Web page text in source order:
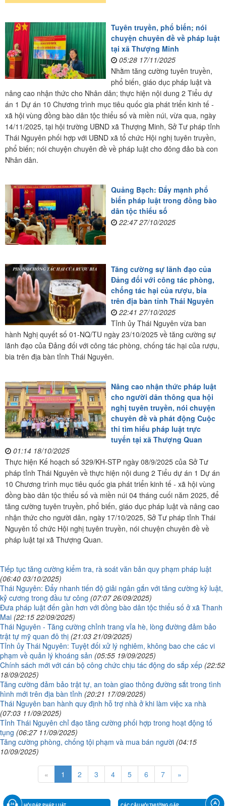
Tuyên truyền, phổ biến; nói
chuyện chuyên đề về pháp luật
tại xã Thượng Minh
05:28 17/11/2025
Nhằm tăng cường tuyên truyền,
phổ biến, giáo dục pháp luật và
nâng cao nhận thức cho Nhân dân; thực hiện nội dung 2 Tiểu dự
án 1 Dự án 10 Chương trình mục tiêu quốc gia phát triển kinh tế -
xã hội vùng đồng bào dân tộc thiểu số và miền núi, vừa qua, ngày
14/11/2025, tại hội trường UBND xã Thượng Minh, Sở Tư pháp tỉnh
Thái Nguyên phối hợp với UBND xã tổ chức Hội nghị tuyên truyền,
phổ biến; nói chuyện chuyên đề về pháp luật cho đông đảo bà con
Nhân dân.
Quảng Bạch: Đẩy mạnh phổ
biến pháp luật trong đồng bào
dân tộc thiểu số
22:47 27/10/2025
Tăng cường sự lãnh đạo của
Đảng đối với công tác phòng,
chống tác hại của rượu, bia
trên địa bàn tỉnh Thái Nguyên
22:41 27/10/2025
Tỉnh ủy Thái Nguyên vừa ban
hành Nghị quyết số 01-NQ/TU ngày 23/10/2025 về tăng cường sự
lãnh đạo của Đảng đối với công tác phòng, chống tác hại của rượu,
bia trên địa bàn tỉnh Thái Nguyên.
Nâng cao nhận thức pháp luật
cho người dân thông qua hội
nghị tuyên truyền, nói chuyện
chuyên đề và phát động Cuộc
thi tìm hiểu pháp luật trực
tuyến tại xã Thượng Quan
01:14 18/10/2025
Thực hiện Kế hoạch số 329/KH-STP ngày 08/9/2025 của Sở Tư
pháp tỉnh Thái Nguyên về thực hiện nội dung 2 Tiểu dự án 1 Dự án
10 Chương trình mục tiêu quốc gia phát triển kinh tế - xã hội vùng
đồng bào dân tộc thiểu số và miền núi 04 tháng cuối năm 2025, để
tăng cường tuyên truyền, phổ biến, giáo dục pháp luật và nâng cao
nhận thức cho người dân, ngày 17/10/2025, Sở Tư pháp tỉnh Thái
Nguyên tổ chức Hội nghị tuyên truyền, nói chuyện chuyên đề về
pháp luật tại xã Thượng Quan.
Tiếp tục tăng cường kiểm tra, rà soát văn bản quy phạm pháp luật
(06:40 03/10/2025)
Thái Nguyên: Đẩy nhanh tiến độ giải ngân gắn với tăng cường kỷ luật,
kỷ cương trong đầu tư công (07:07 26/09/2025)
Đưa pháp luật đến gần hơn với đồng bào dân tộc thiểu số ở xã Thanh
Mai (22:15 22/09/2025)
Thái Nguyên - Tăng cường chỉnh trang vỉa hè, lòng đường đảm bảo
trật tự mỹ quan đô thị (21:03 21/09/2025)
Tỉnh ủy Thái Nguyên: Tuyệt đối xử lý nghiêm, không bao che các vi
phạm về quản lý khoáng sản (05:55 19/09/2025)
Chính sách mới với cán bộ công chức chịu tác động do sắp xếp (22:52
18/09/2025)
Tăng cường đảm bảo trật tự, an toàn giao thông đường sắt trong tình
hình mới trên địa bàn tỉnh (20:21 17/09/2025)
Thái Nguyên ban hành quy định hỗ trợ nhà ở khi làm việc xa nhà
(07:03 11/09/2025)
Tỉnh Thái Nguyên chỉ đạo tăng cường phối hợp trong hoạt động tố
tụng (06:27 11/09/2025)
Tăng cường phòng, chống tội phạm và mua bán người (04:15
10/09/2025)
« 1 2 3 4 5 6 7 »